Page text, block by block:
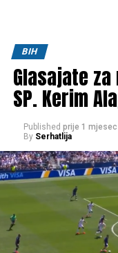
BIH
Glasajate
SP. Kerim
Published prije 1 mjesec
By Serhatlija